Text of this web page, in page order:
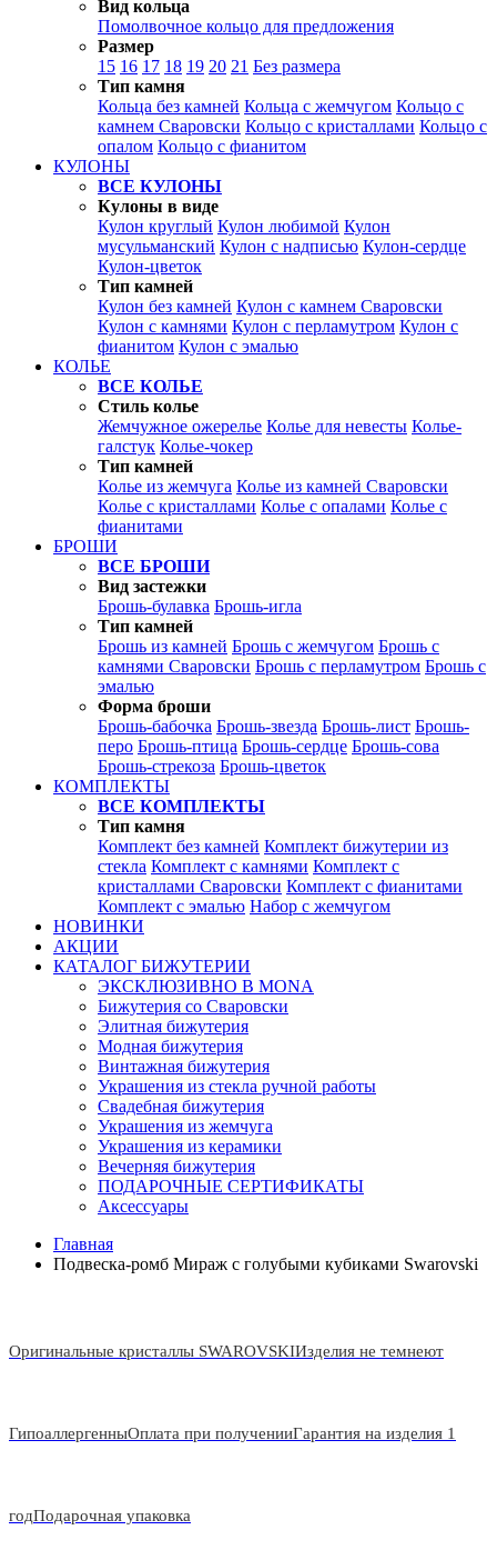
Вид кольца
Помолвочное кольцо для предложения
Размер
15 16 17 18 19 20 21 Без размера
Тип камня
Кольца без камней Кольца с жемчугом Кольцо с
камнем Сваровски Кольцо с кристаллами Кольцо с
опалом Кольцо с фианитом
КУЛОНЫ
ВСЕ КУЛОНЫ
Кулоны в виде
Кулон круглый Кулон любимой Кулон
мусульманский Кулон с надписью Кулон-сердце
Кулон-цветок
Тип камней
Кулон без камней Кулон с камнем Сваровски
Кулон с камнями Кулон с перламутром Кулон с
фианитом Кулон с эмалью
КОЛЬЕ
ВСЕ КОЛЬЕ
Стиль колье
Жемчужное ожерелье Колье для невесты Колье-
галстук Колье-чокер
Тип камней
Колье из жемчуга Колье из камней Сваровски
Колье с кристаллами Колье с опалами Колье с
фианитами
БРОШИ
ВСЕ БРОШИ
Вид застежки
Брошь-булавка Брошь-игла
Тип камней
Брошь из камней Брошь с жемчугом Брошь с
камнями Сваровски Брошь с перламутром Брошь с
эмалью
Форма броши
Брошь-бабочка Брошь-звезда Брошь-лист Брошь-
перо Брошь-птица Брошь-сердце Брошь-сова
Брошь-стрекоза Брошь-цветок
КОМПЛЕКТЫ
ВСЕ КОМПЛЕКТЫ
Тип камня
Комплект без камней Комплект бижутерии из
стекла Комплект с камнями Комплект с
кристаллами Сваровски Комплект с фианитами
Комплект с эмалью Набор с жемчугом
НОВИНКИ
АКЦИИ
КАТАЛОГ БИЖУТЕРИИ
ЭКСКЛЮЗИВНО В MONA
Бижутерия со Сваровски
Элитная бижутерия
Модная бижутерия
Винтажная бижутерия
Украшения из стекла ручной работы
Свадебная бижутерия
Украшения из жемчуга
Украшения из керамики
Вечерняя бижутерия
ПОДАРОЧНЫЕ СЕРТИФИКАТЫ
Аксессуары
Главная
Подвеска-ромб Мираж с голубыми кубиками Swarovski
Оригинальные кристаллы SWAROVSKIИзделия не темнеют
ГипоаллергенныОплата при полученииГарантия на изделия 1
годПодарочная упаковка